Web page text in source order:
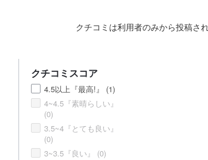
クチコミは利用者のみから投稿さ
クチコミスコア
4.5以上『最高!』 (1)
4~4.5『素晴らしい』
(0)
3.5~4『とても良い』
(0)
3~3.5『良い』 (0)